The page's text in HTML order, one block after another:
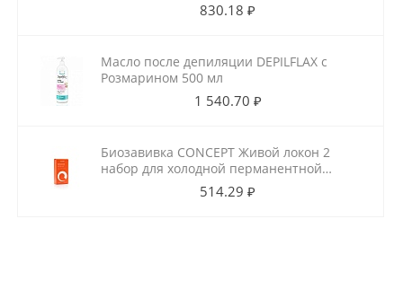
830.18 ₽
Масло после депиляции DEPILFLAX с
Розмарином 500 мл
1 540.70 ₽
Биозавивка CONCEPT Живой локон 2
набор для холодной перманентной
завивки для ослабленных волос
514.29 ₽